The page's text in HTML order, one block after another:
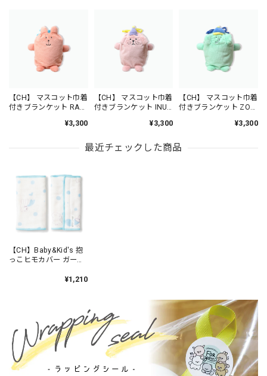
【CH】 マスコット巾着
付きブランケット RAB
¥3,300
【CH】 マスコット巾着
付きブランケット INU-
¥3,300
【CH】 マスコット巾着
付きブランケット ZOO
¥3,300
最近チェックした商品
【CH】Baby&Kid's 抱
っこヒモカバー ガーゼ
¥1,210